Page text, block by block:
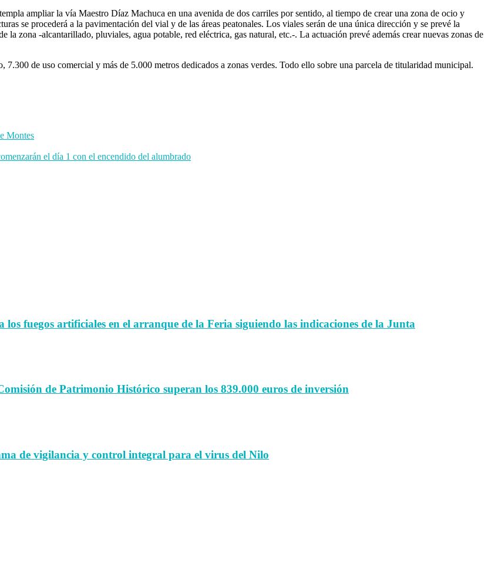
ampliar la vía Maestro Díaz Machuca en una avenida de dos carriles por sentido, al tiempo de crear una zona de ocio y
se procederá a la pavimentación del vial y de las áreas peatonales. Los viales serán de una única dirección y se prevé la
la zona -alcantarillado, pluviales, agua potable, red eléctrica, gas natural, etc.-. La actuación prevé además crear nuevas zonas de
7.300 de uso comercial y más de 5.000 metros dedicados a zonas verdes. Todo ello sobre una parcela de titularidad municipal.
Montes
el día 1 con el encendido del alumbrado
fuegos artificiales en el arranque de la Feria siguiendo las indicaciones de la Junta
de Patrimonio Histórico superan los 839.000 euros de inversión
de vigilancia y control integral para el virus del Nilo